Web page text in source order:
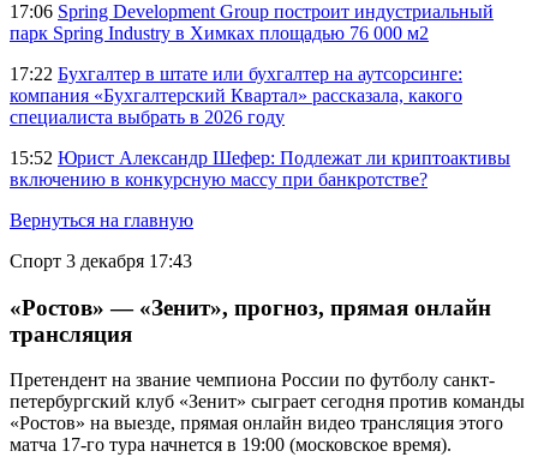
17:06 Spring Development Group построит индустриальный
парк Spring Industry в Химках площадью 76 000 м2
17:22 Бухгалтер в штате или бухгалтер на аутсорсинге:
компания «Бухгалтерский Квартал» рассказала, какого
специалиста выбрать в 2026 году
15:52 Юрист Александр Шефер: Подлежат ли криптоактивы
включению в конкурсную массу при банкротстве?
Вернуться на главную
Спорт 3 декабря 17:43
«Ростов» — «Зенит», прогноз, прямая онлайн
трансляция
Претендент на звание чемпиона России по футболу санкт-
петербургский клуб «Зенит» сыграет сегодня против команды
«Ростов» на выезде, прямая онлайн видео трансляция этого
матча 17-го тура начнется в 19:00 (московское время).